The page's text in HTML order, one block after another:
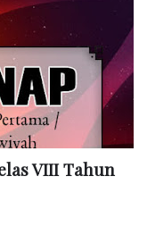
VIII Tahun